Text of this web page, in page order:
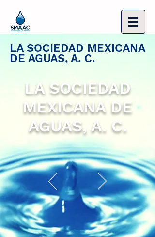
LA SOCIEDAD MEXICANA
DE AGUAS, A. C.
LA SOCIEDAD
MEXICANA DE
AGUAS, A. C.